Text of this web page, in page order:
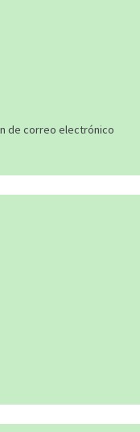
de correo electrónico